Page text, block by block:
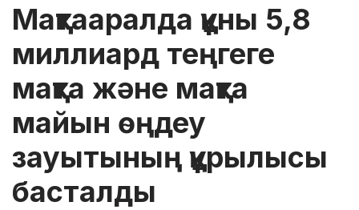
Мақтааралда құны 5,8
миллиард теңгеге
мақта және мақта
майын өңдеу
зауытының құрылысы
басталды